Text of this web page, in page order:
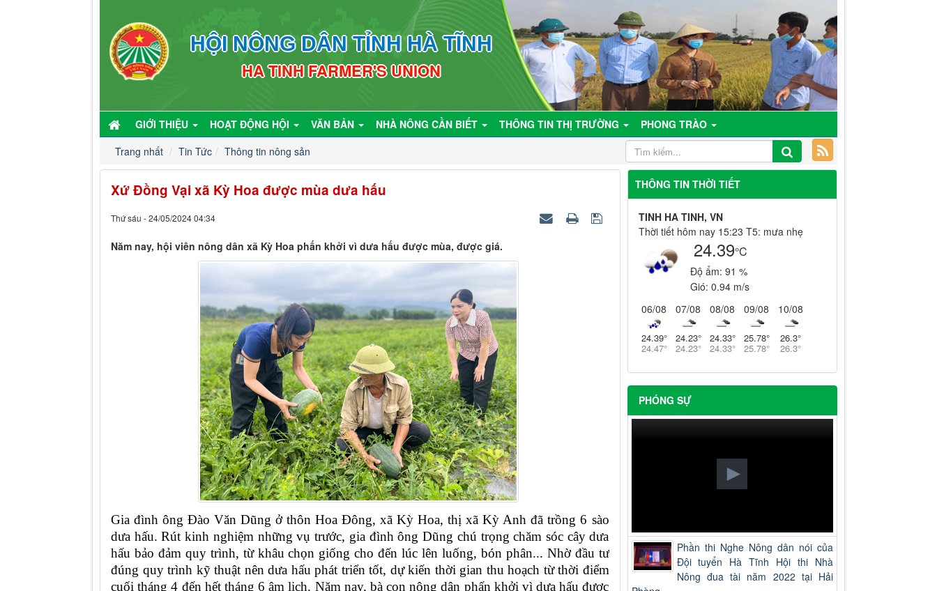
HỘI NÔNG DÂN TỈNH HÀ TĨNH
HA TINH FARMER'S UNION
GIỚI THIỆU HOẠT ĐỘNG HỘI VĂN BẢN NHÀ NÔNG CẦN BIẾT THÔNG TIN THỊ TRƯỜNG
PHONG TRÀO
Trang nhất
Tin Tức Thông tin nông sản
Xứ Đồng Vại xã Kỳ Hoa được mùa dưa hấu
Thứ sáu - 24/05/2024 04:34
Năm nay, hội viên nông dân xã Kỳ Hoa phấn khởi vì dưa hấu được mùa, được giá.
Gia đình ông Đào Văn Dũng ở thôn Hoa Đông, xã Kỳ Hoa, thị xã Kỳ Anh đã trồng 6 sào
dưa hấu. Rút kinh nghiệm những vụ trước, gia đình ông Dũng chú trọng chăm sóc cây dưa
hấu bảo đảm quy trình, từ khâu chọn giống cho đến lúc lên luống, bón phân... Nhờ đầu tư
đúng quy trình kỹ thuật nên dưa hấu phát triển tốt, dự kiến thời gian thu hoạch từ thời điểm
cuối tháng 4 đến hết tháng 6 âm lịch. Năm nay, bà con nông dân phấn khởi vì dưa hấu được
THÔNG TIN THỜI TIẾT
TINH HA TINH, VN
Thời tiết hôm nay 15:23 T5: mưa nhẹ
24.39°C
Độ ẩm: 91 %
Gió: 0.94 m/s
06/08
24.39°
24.47°
07/08
24.23°
24.23°
08/08
24.33°
24.33°
09/08
25.78°
25.78°
10/08
26.3°
26.3°
PHÓNG SỰ
Phần thi Nghe Nông dân nói của
Đội tuyển Hà Tĩnh Hội thi Nhà
Nông đua tài năm 2022 tại Hải